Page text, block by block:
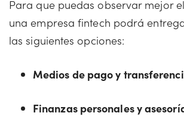
Para que puedas observar mejor
una empresa fintech podrá
las siguientes opciones:
Medios de pago y
Finanzas personales y